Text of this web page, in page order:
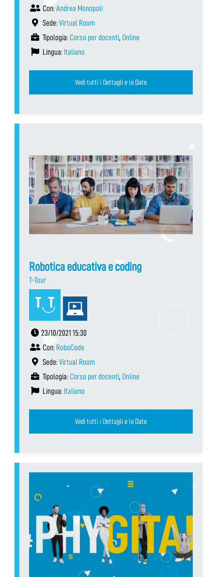
Con: Andrea Monopoli
Sede: Virtual Room
Tipologia: Corso per docenti, Online
Lingua: Italiano
Vedi tutti i Dettagli e le Date
Robotica educativa e coding
T-Tour
23/10/2021 15:30
Con: RoboCode
Sede: Virtual Room
Tipologia: Corso per docenti, Online
Lingua: Italiano
Vedi tutti i Dettagli e le Date